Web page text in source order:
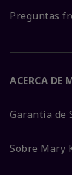
Preguntas
ACERCA DE
Garantía de
Sobre Mary